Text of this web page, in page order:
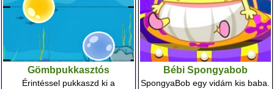
Gömbpukkasztós
Érintéssel pukkaszd ki a
Bébi Spongyabob
SpongyaBob egy vidám kis baba.